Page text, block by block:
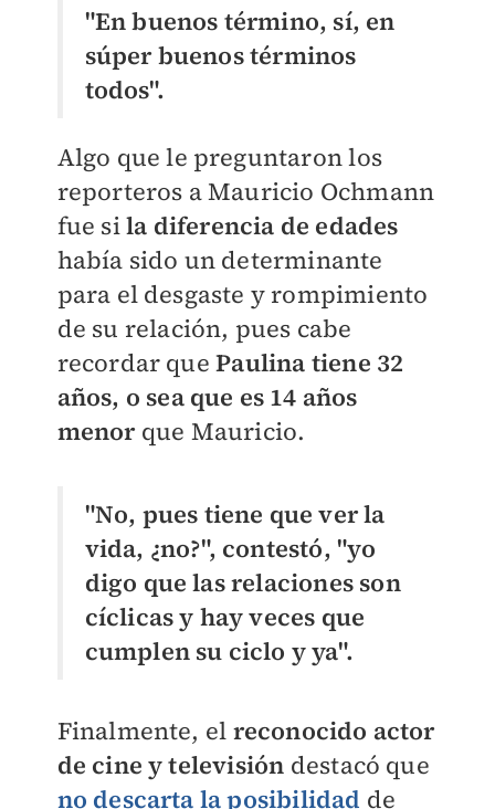
"En buenos término, sí, en
súper buenos términos
todos".
Algo que le preguntaron los
reporteros a Mauricio Ochmann
fue sila diferencia de edades
había sido un determinante
para el desgaste y rompimiento
de su relación, pues cabe
recordar quePaulina tiene 32
años, o sea que es 14 años
menor que Mauricio.
"No, pues tiene que ver la
vida, ¿no?", contestó, "yo
digo que las relaciones son
cíclicas y hay veces que
cumplen su ciclo y ya".
Finalmente, el reconocido actor
de cine y televisión destacó que
no descarta la posibilidad de